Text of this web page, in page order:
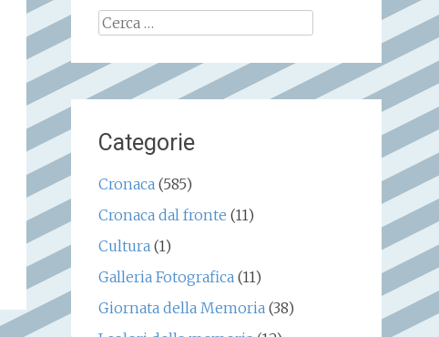
Ricerca
Categorie
Cronaca(585)
Cronaca dal fronte (11)
Cultura(1)
Galleria Fotografica(11)
Giornata della Memoria(38)